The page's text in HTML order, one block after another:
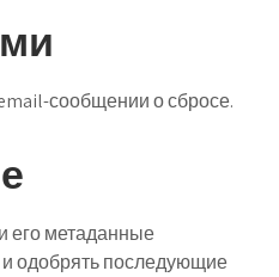
сообщении о сбросе.
его метаданные
и одобрять последующие